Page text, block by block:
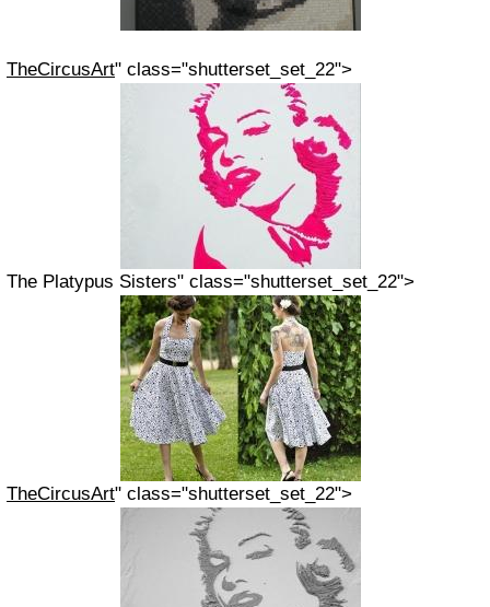
TheCircusArt" class="shutterset_set_22">
The Platypus Sisters" class="shutterset_set_22">
TheCircusArt" class="shutterset_set_22">